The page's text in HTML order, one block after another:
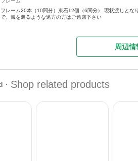
フレーム20本（10間分）束石12個（6間分） 現状渡しとな
で、海を渡るような遠方の方はご遠慮下さい
周辺情